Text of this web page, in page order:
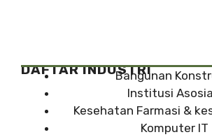
DAFTAR INDUSTRI
Bangunan
Institusi
Kesehatan Farmasi &
Komputer IT